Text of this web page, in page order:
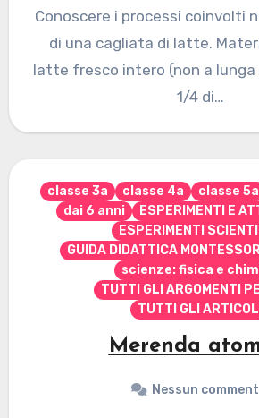
Conoscere i processi coinvolti
di una cagliata di latte.
latte fresco intero (non a lunga
1/4 di…
classe 3a classe 4a classe 5a
dai 6 anni
ESPERIMENTI E
ESPERIMENTI
GUIDA DIDATTICA
scienze: fisica e
TUTTI GLI ARGOMENTI
TUTTI GLI ARTICOLI
Merenda
Nessun